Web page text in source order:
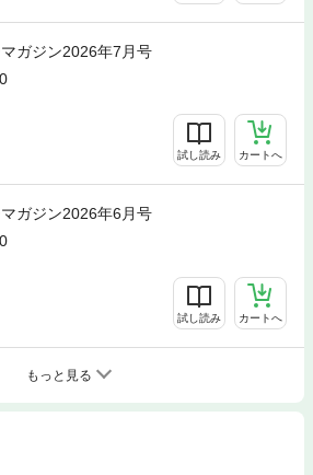
ガジン2026年7月号
試し読み カートへ
ガジン2026年6月号
試し読み カートへ
もっと見る